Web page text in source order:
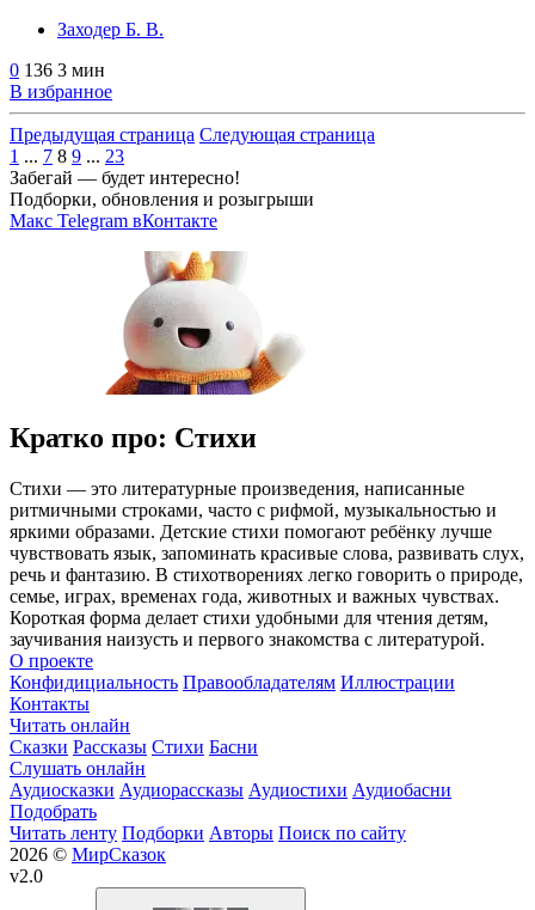
Заходер Б. В.
0 136 3 мин
В избранное
Предыдущая страница Следующая страница
1 ... 7 8 9 ... 23
Забегай — будет интересно!
Подборки, обновления и розыгрыши
Макс Telegram вКонтакте
Кратко про: Стихи
Стихи — это литературные произведения, написанные
ритмичными строками, часто с рифмой, музыкальностью и
яркими образами. Детские стихи помогают ребёнку лучше
чувствовать язык, запоминать красивые слова, развивать слух,
речь и фантазию. В стихотворениях легко говорить о природе,
семье, играх, временах года, животных и важных чувствах.
Короткая форма делает стихи удобными для чтения детям,
заучивания наизусть и первого знакомства с литературой.
О проекте
Конфидициальность Правообладателям Иллюстрации
Контакты
Читать онлайн
Сказки Рассказы Стихи Басни
Слушать онлайн
Аудиосказки Аудиорассказы Аудиостихи Аудиобасни
Подобрать
Читать ленту Подборки Авторы Поиск по сайту
2026 © МирСказок
v2.0